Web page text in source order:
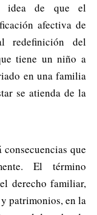
idea de que el
afectiva de
redefinición del
tiene un niño a
en una familia
se atienda de la
que
El término
derecho familiar,
patrimonios, en la